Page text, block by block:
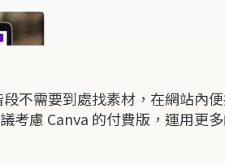
不需要到處找素材，在網站內
慮 Canva 的付費版，運用更